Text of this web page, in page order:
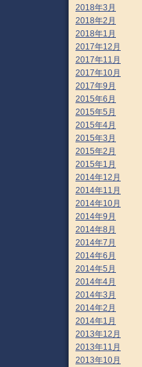
2018年3月
2018年2月
2018年1月
2017年12月
2017年11月
2017年10月
2017年9月
2015年6月
2015年5月
2015年4月
2015年3月
2015年2月
2015年1月
2014年12月
2014年11月
2014年10月
2014年9月
2014年8月
2014年7月
2014年6月
2014年5月
2014年4月
2014年3月
2014年2月
2014年1月
2013年12月
2013年11月
2013年10月